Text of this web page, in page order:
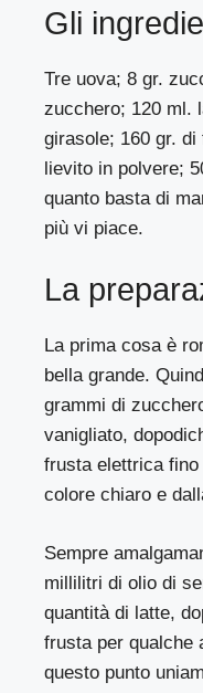
Gli
Tre uova; 8 gr.
zucchero; 120 ml.
girasole; 160 gr. di
lievito in polvere;
quanto basta di
più vi piace.
La
La prima cosa è
bella grande.
grammi di
vanigliato,
frusta elettrica fino
colore chiaro e
Sempre
millilitri di olio di
quantità di latte,
frusta per qualche
questo punto